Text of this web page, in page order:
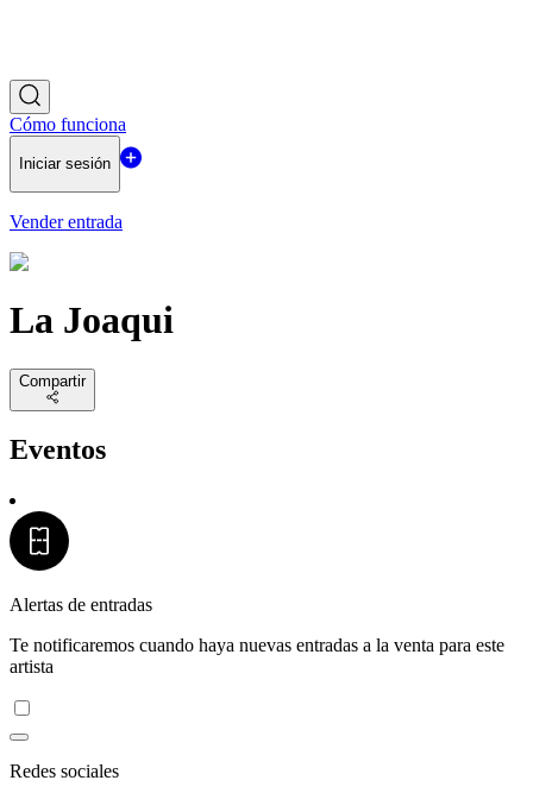
Cómo funciona
Iniciar sesión
Vender entrada
La Joaqui
Compartir
Eventos
Alertas de entradas
Te notificaremos cuando haya nuevas entradas a la venta para este
artista
Redes sociales